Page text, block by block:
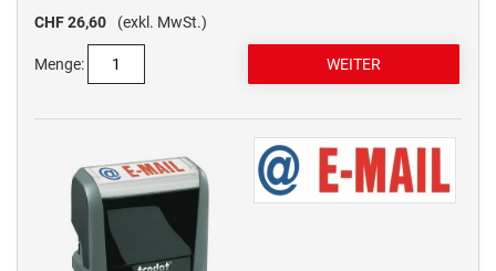
CHF 26,60
(exkl. MwSt.)
Menge: